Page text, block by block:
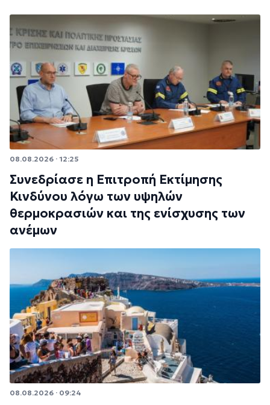
08.08.2026 · 12:25
Συνεδρίασε η Επιτροπή Εκτίμησης
Κινδύνου λόγω των υψηλών
θερμοκρασιών και της ενίσχυσης των
ανέμων
08.08.2026 · 09:24